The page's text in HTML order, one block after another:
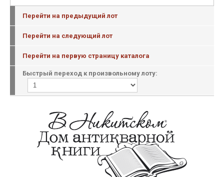
Перейти на предыдущий лот
Перейти на следующий лот
Перейти на первую страницу каталога
Быстрый переход к произвольному лоту: